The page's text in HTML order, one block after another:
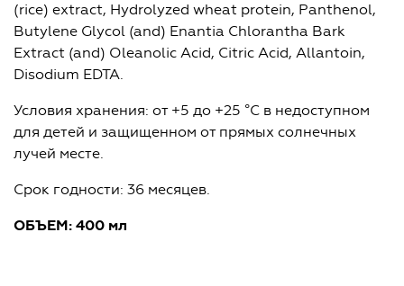
(rice) extract, Hydrolyzed wheat protein, Panthenol,
Butylene Glycol (and) Enantia Chlorantha Bark
Extract (and) Oleanolic Acid, Citric Acid, Allantoin,
Disodium EDTA.
Условия хранения: от +5 до +25 °С в недоступном
для детей и защищенном от прямых солнечных
лучей месте.
Срок годности: 36 месяцев.
ОБЪЕМ: 400 мл